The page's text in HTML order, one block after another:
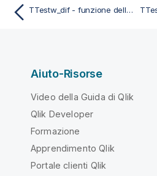
TTestw_dif - funzione dello script e del grafico
Aiuto-Risorse
Video della Guida di Qlik
Qlik Developer
Formazione
Apprendimento Qlik
Portale clienti Qlik